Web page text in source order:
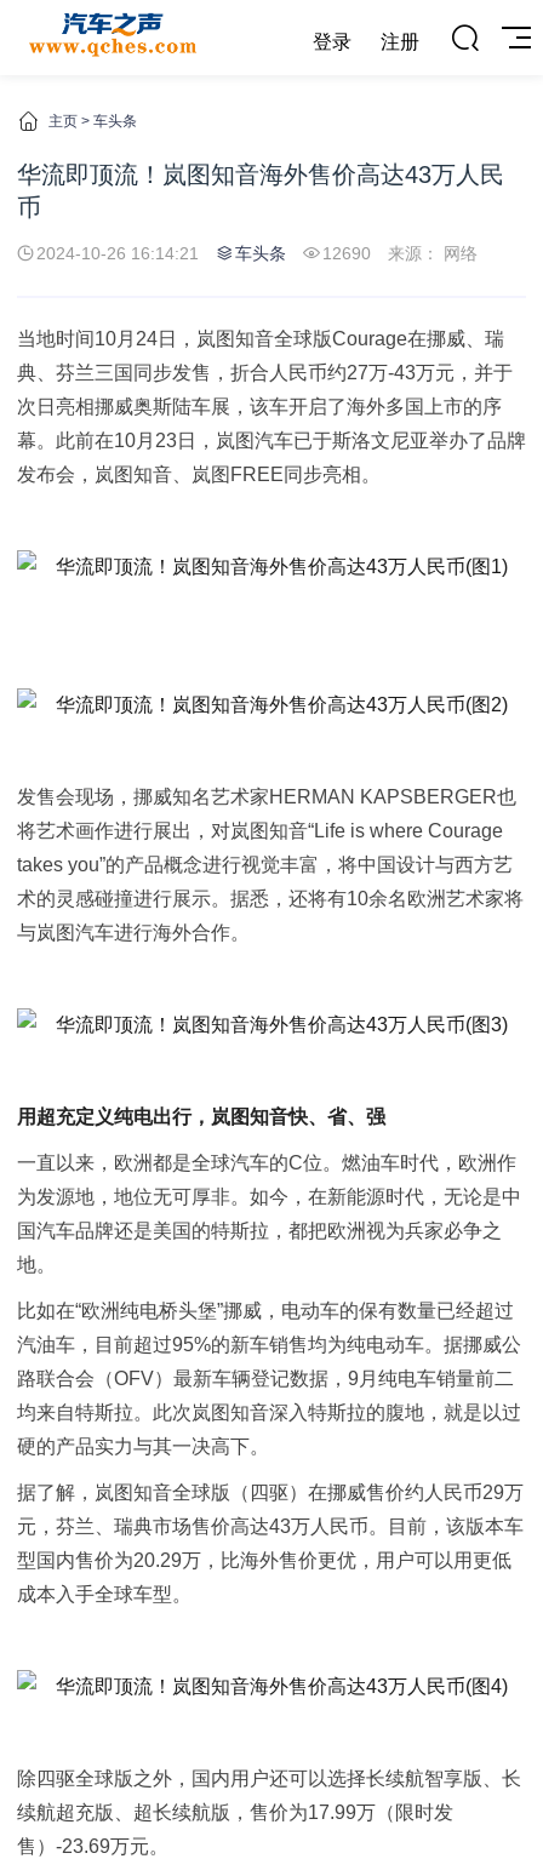
登录 注册
主页 > 车头条
华流即顶流！岚图知音海外售价高达43万人民
币
2024-10-26 16:14:21 车头条 12690 来源： 网络
当地时间10月24日，岚图知音全球版Courage在挪威、瑞
典、芬兰三国同步发售，折合人民币约27万-43万元，并于
次日亮相挪威奥斯陆车展，该车开启了海外多国上市的序
幕。此前在10月23日，岚图汽车已于斯洛文尼亚举办了品牌
发布会，岚图知音、岚图FREE同步亮相。
发售会现场，挪威知名艺术家HERMAN KAPSBERGER也
将艺术画作进行展出，对岚图知音“Life is where Courage
takes you”的产品概念进行视觉丰富，将中国设计与西方艺
术的灵感碰撞进行展示。据悉，还将有10余名欧洲艺术家将
与岚图汽车进行海外合作。
用超充定义纯电出行，岚图知音快、省、强
一直以来，欧洲都是全球汽车的C位。燃油车时代，欧洲作
为发源地，地位无可厚非。如今，在新能源时代，无论是中
国汽车品牌还是美国的特斯拉，都把欧洲视为兵家必争之
地。
比如在“欧洲纯电桥头堡”挪威，电动车的保有数量已经超过
汽油车，目前超过95%的新车销售均为纯电动车。据挪威公
路联合会（OFV）最新车辆登记数据，9月纯电车销量前二
均来自特斯拉。此次岚图知音深入特斯拉的腹地，就是以过
硬的产品实力与其一决高下。
据了解，岚图知音全球版（四驱）在挪威售价约人民币29万
元，芬兰、瑞典市场售价高达43万人民币。目前，该版本车
型国内售价为20.29万，比海外售价更优，用户可以用更低
成本入手全球车型。
除四驱全球版之外，国内用户还可以选择长续航智享版、长
续航超充版、超长续航版，售价为17.99万（限时发
售）-23.69万元。